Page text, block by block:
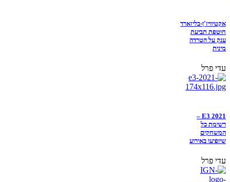
אקטיוויז'ן-בליזארד
חוטפת תביעת
ענק על הטרדה
מינית
עדי פרל
E3 2021 –
רשימת כל
המשחקים
שיופיעו באירוע
עדי פרל